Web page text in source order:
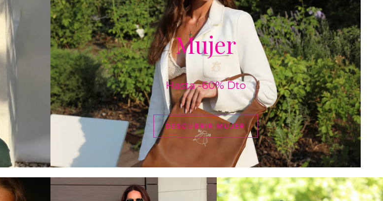
DESCUBRIR
Mujer
Hasta -60% Dto
DESCUBRIR MUJER
DESCUBRIR
MUJER